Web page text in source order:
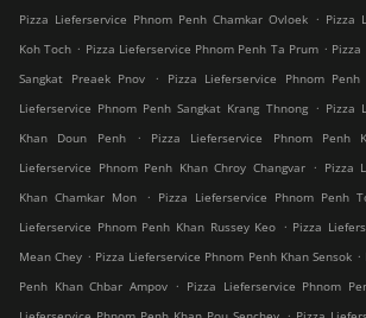
Pizza Lieferservice Phnom Penh Chamkar Ovloek . Pizza
Koh Toch . Pizza Lieferservice Phnom Penh Ta Prum .
Sangkat Preaek Pnov
. Pizza Lieferservice Phnom
Lieferservice Phnom Penh Sangkat Krang Thnong
. Pizza
Khan Doun Penh
. Pizza Lieferservice Phnom Penh
Lieferservice Phnom Penh Khan Chroy Changvar
. Pizza
Khan Chamkar Mon
. Pizza Lieferservice Phnom Penh
Lieferservice Phnom Penh Khan Russey Keo . Pizza
Mean Chey . Pizza Lieferservice Phnom Penh Khan Sensok .
Penh Khan Chbar Ampov . Pizza Lieferservice Phnom
.